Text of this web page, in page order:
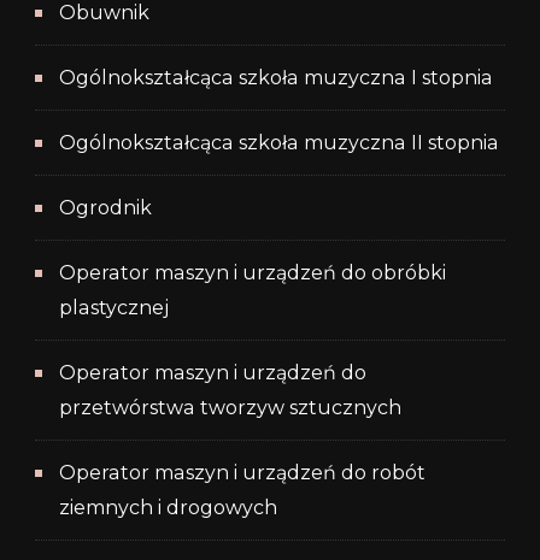
Obuwnik
Ogólnokształcąca szkoła muzyczna I stopnia
Ogólnokształcąca szkoła muzyczna II stopnia
Ogrodnik
Operator maszyn i urządzeń do obróbki
plastycznej
Operator maszyn i urządzeń do
przetwórstwa tworzyw sztucznych
Operator maszyn i urządzeń do robót
ziemnych i drogowych